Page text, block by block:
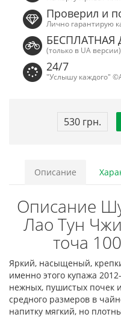
Проверил и
Лично гарантирую
БЕСПЛАТНАЯ
(только в UA версии)
24/7
"Услышу каждого"
530 грн.
Описание
Описание
Лао Тун
точа
Яркий, насыщеный,
именно этого купажа
нежных, пушистых почек
средного размеров в
напитку мягкий, но